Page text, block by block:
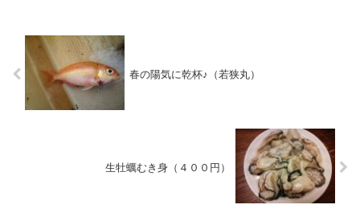
春の陽気に乾杯♪（若狭丸）
生牡蠣むき身（４００円）